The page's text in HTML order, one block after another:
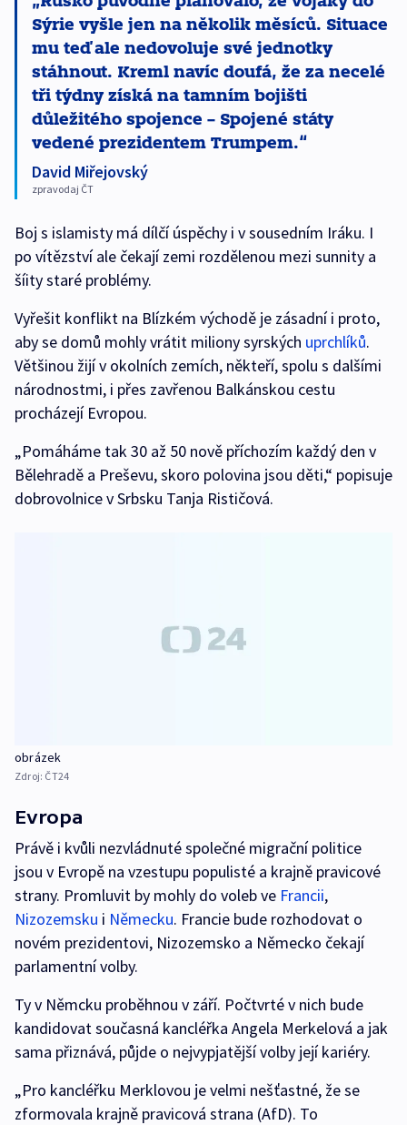
Sýrie vyšle jen na několik měsíců. Situace
mu teď ale nedovoluje své jednotky
stáhnout. Kreml navíc doufá, že za necelé
tři týdny získá na tamním bojišti
důležitého spojence – Spojené státy
vedené prezidentem Trumpem.
David Miřejovský
zpravodaj ČT
Boj s islamisty má dílčí úspěchy i v sousedním Iráku. I
po vítězství ale čekají zemi rozdělenou mezi sunnity a
šíity staré problémy.
Vyřešit konflikt na Blízkém východě je zásadní i proto,
aby se domů mohly vrátit miliony syrských uprchlíků.
Většinou žijí v okolních zemích, někteří, spolu s dalšími
národnostmi, i přes zavřenou Balkánskou cestu
procházejí Evropou.
„Pomáháme tak 30 až 50 nově příchozím každý den v
Bělehradě a Preševu, skoro polovina jsou děti,“ popisuje
dobrovolnice v Srbsku Tanja Rističová.
obrázek
Zdroj: ČT24
Evropa
Právě i kvůli nezvládnuté společné migrační politice
jsou v Evropě na vzestupu populisté a krajně pravicové
strany. Promluvit by mohly do voleb ve Francii,
Nizozemsku i Německu. Francie bude rozhodovat o
novém prezidentovi, Nizozemsko a Německo čekají
parlamentní volby.
Ty v Němcku proběhnou v září. Počtvrté v nich bude
kandidovat současná kancléřka Angela Merkelová a jak
sama přiznává, půjde o nejvypjatější volby její kariéry.
„Pro kancléřku Merklovou je velmi nešťastné, že se
zformovala krajně pravicová strana (AfD). To